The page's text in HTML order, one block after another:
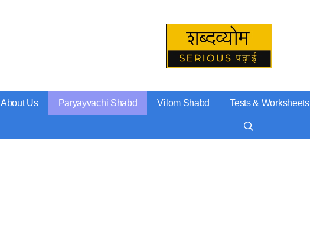
About Us Paryayvachi Shabd Vilom Shabd Tests & Worksheets